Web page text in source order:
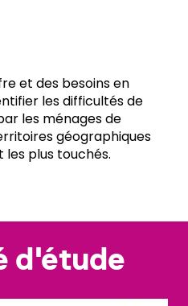
et des besoins en
les difficultés de
les ménages de
géographiques
les plus touchés.
d'étude